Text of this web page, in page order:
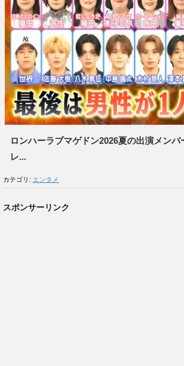
ロンハーラブマゲドン2026夏の出演メンバ
レ...
カテゴリ: エンタメ
スポンサーリンク